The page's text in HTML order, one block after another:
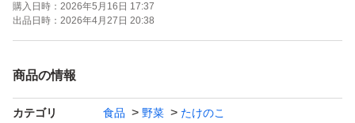
※穂先を切ってお入れする時があります。
筍のサイズには、バラツキがあり。
購入日時： 2026年5月16日 17:37
出品日時： 2026年4月27日 20:38
商品の情報
カテゴリ 食品 野菜 たけのこ